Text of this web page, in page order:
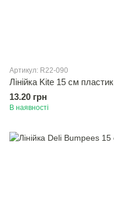
Артикул: R22-090
Лінійка Kite 15 см пластик
13.20 грн
В наявності